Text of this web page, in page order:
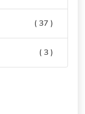
( 37 )
( 3 )